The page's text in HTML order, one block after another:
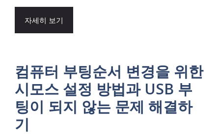
자세히 보기
컴퓨터 부팅순서 변경을 위한
시모스 설정 방법과 USB 부
팅이 되지 않는 문제 해결하
기